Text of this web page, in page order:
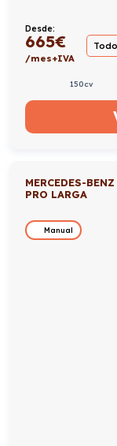
Desde:
665€
/mes+IVA
150cv
MERCEDES-
PRO LARGA
Manual